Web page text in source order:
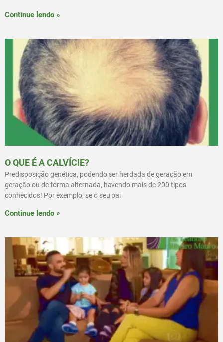
Continue lendo »
O QUE É A CALVÍCIE?
Predisposição genética, podendo ser herdada de geração em
geração ou de forma alternada, havendo mais de 200 tipos
conhecidos! Por exemplo, se o seu pai
Continue lendo »